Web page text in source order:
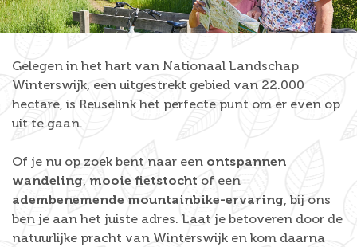
Gelegen in het hart van Nationaal Landschap
Winterswijk, een uitgestrekt gebied van 22.000
hectare, is Reuselink het perfecte punt om er even op
uit te gaan.
Of je nu op zoek bent naar een ontspannen
wandeling, mooie fietstocht of een
adembenemende mountainbike-ervaring, bij ons
ben je aan het juiste adres. Laat je betoveren door de
natuurlijke pracht van Winterswijk en kom daarna